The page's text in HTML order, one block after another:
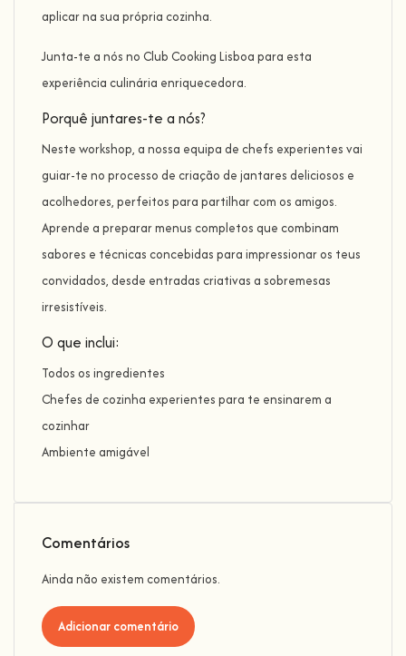
aplicar na sua própria cozinha.
Junta-te a nós no Club Cooking Lisboa para esta
experiência culinária enriquecedora.
Porquê juntares-te a nós?
Neste workshop, a nossa equipa de chefs experientes vai
guiar-te no processo de criação de jantares deliciosos e
acolhedores, perfeitos para partilhar com os amigos.
Aprende a preparar menus completos que combinam
sabores e técnicas concebidas para impressionar os teus
convidados, desde entradas criativas a sobremesas
irresistíveis.
O que inclui:
Todos os ingredientes
Chefes de cozinha experientes para te ensinarem a
cozinhar
Ambiente amigável
Comentários
Ainda não existem comentários.
Adicionar comentário